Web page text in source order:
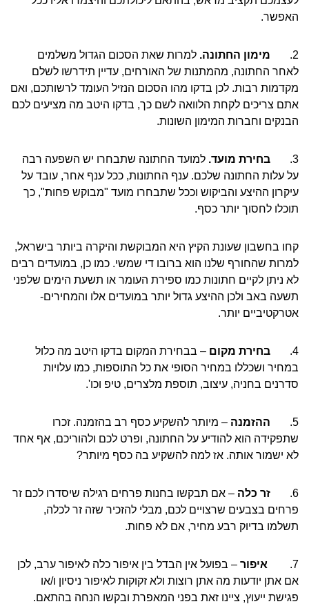
האפשר.
2. מימון החתונה. למרות שאת הסכום הגדול משלמים
לאחר החתונה, מהמתנות של האורחים, עדיין תידרשו לשלם
מקדמות רבות. לכן בדקו מהו הסכום הנזיל העומד לרשותכם, ואם
אתם צריכים לקחת הלוואה לשם כך, בדקו היטב מה מציעים לכם
הבנקים וחברות המימון השונות.
3. בחירת מועד. למועד החתונה שתבחרו יש השפעה רבה
על עלות החתונה שלכם. ענף החתונות, ככל ענף אחר, עובד על
עיקרון ההיצע והביקוש וככל שתבחרו מועד "מבוקש פחות", כך
תוכלו לחסוך יותר כסף.
קחו בחשבון שעונת הקיץ היא המבוקשת והיקרה ביותר בישראל,
למרות שהחורף שלנו הוא ברובו די שמשי. כמו כן, במועדים רבים
לא ניתן לקיים חתונות כמו ספירת העומר או תשעת הימים שלפני
תשעה באב ולכן ההיצע גדול יותר במועדים אלו והמחירים-
אטרקטיביים יותר.
4. בחירת מקום – בבחירת המקום בדקו היטב מה כלול
במחיר ושכללו במחיר הסופי את כל התוספות, כמו עלויות
סדרנים בחניה, עיצוב, תוספת מלצרים, טיפ וכו'.
5. ההזמנה – מיותר להשקיע כסף רב בהזמנה. זכרו
שתפקידה הוא להודיע על החתונה, ופרט לכם ולהוריכם, אף אחד
לא ישמור אותה. אז למה להשקיע בה כסף מיותר?
6. זר כלה – אם תבקשו בחנות פרחים רגילה שיסדרו לכם זר
פרחים בצבעים שרצויים לכם, מבלי להזכיר שזה זר לכלה,
תשלמו בדיוק רבע מחיר, אם לא פחות.
7. איפור – בפועל אין הבדל בין איפור כלה לאיפור ערב, לכן
אם אתן יודעות מה אתן רוצות ולא זקוקות לאיפור ניסיון ו/או
פגישת ייעוץ, ציינו זאת בפני המאפרת ובקשו הנחה בהתאם.